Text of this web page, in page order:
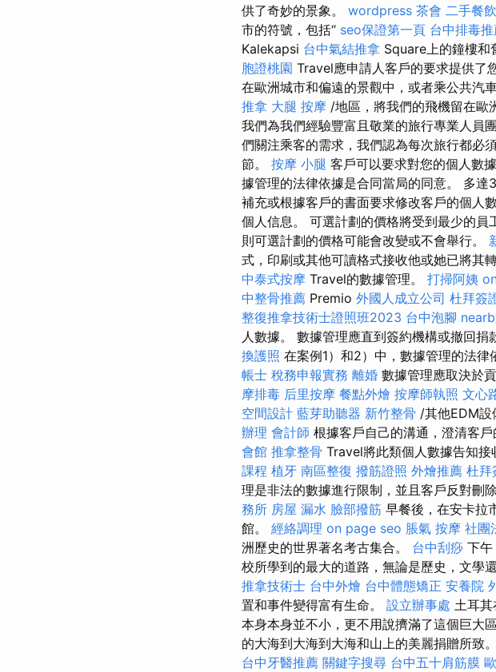
供了奇妙的景象。 wordpress 茶會 二手餐
市的符號，包括“ seo保證第一頁 台中排毒
Kalekapsi 台中氣結推拿 Square上的鐘樓
胞證桃園 Travel應申請人客戶的要求提供了
在歐洲城市和偏遠的景觀中，或者乘公共汽
推拿 大腿 按摩 /地區，將我們的飛機留在歐
我們為我們經驗豐富且敬業的旅行專業人員
們關注乘客的需求，我們認為每次旅行都必
節。 按摩 小腿 客戶可以要求對您的個人數
據管理的法律依據是合同當局的同意。 多
補充或根據客戶的書面要求修改客戶的個人
個人信息。 可選計劃的價格將受到最少的員
則可選計劃的價格可能會改變或不會舉行。
式，印刷或其他可讀格式接收他或她已將其
中泰式按摩 Travel的數據管理。 打掃阿姨
中整骨推薦 Premio 外國人成立公司 杜拜簽
整復推拿技術士證照班2023 台中泡腳
人數據。 數據管理應直到簽約機構或撤回捐
換護照 在案例1）和2）中，數據管理的法律
帳士 稅務申報實務 離婚 數據管理應取決於
摩排毒 后里按摩 餐點外燴 按摩師執照 文心
空間設計 藍芽助聽器 新竹整骨 /其他EDM設
辦理 會計師 根據客戶自己的溝通，澄清客
會館 推拿整骨 Travel將此類個人數據告知接
課程 植牙 南區整復 撥筋證照 外燴推薦 杜拜
理是非法的數據進行限制，並且客戶反對刪
務所 房屋 漏水 臉部撥筋 早餐後，在安卡拉
館。 經絡調理 on page seo 脹氣 按摩 社團
洲歷史的世界著名考古集合。 台中刮痧 下午
校所學到的最大的道路，無論是歷史，文學
推拿技術士 台中外燴 台中體態矯正 安養院
置和事件變得富有生命。 設立辦事處 土耳
本身本身並不小，更不用說擠滿了這個巨大
的大海到大海到大海和山上的美麗捐贈所致。
台中牙醫推薦 關鍵字搜尋 台中五十肩筋膜